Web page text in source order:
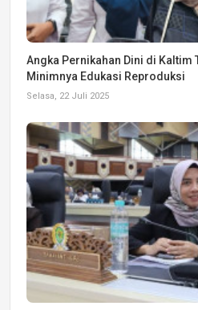
Angka Pernikahan Dini di
Minimnya Edukasi Reproduksi
Selasa, 22 Juli 2025